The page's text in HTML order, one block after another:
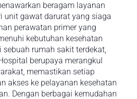
beragam layanan
unit gawat darurat yang siaga
perawatan primer yang
kebutuhan kesehatan
sebuah rumah sakit terdekat,
berupaya merangkul
memastikan setiap
akses ke pelayanan kesehatan
Dengan berbagai kemudahan